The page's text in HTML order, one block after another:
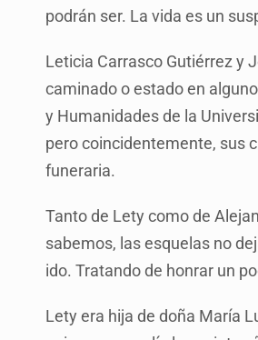
podrán ser. La vida es un
Leticia Carrasco Gutiérrez y
caminado o estado en
y Humanidades de la
pero coincidentemente, sus
funeraria.
Tanto de Lety como de
sabemos, las esquelas no
ido. Tratando de honrar un
Lety era hija de doña María